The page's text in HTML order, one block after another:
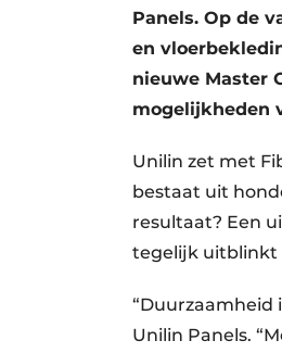
Panels. Op de
en
nieuwe Master
mogelijkheden
Unilin zet met
bestaat uit
resultaat? Een
tegelijk uitblinkt
“Duurzaamheid
Unilin Panels.